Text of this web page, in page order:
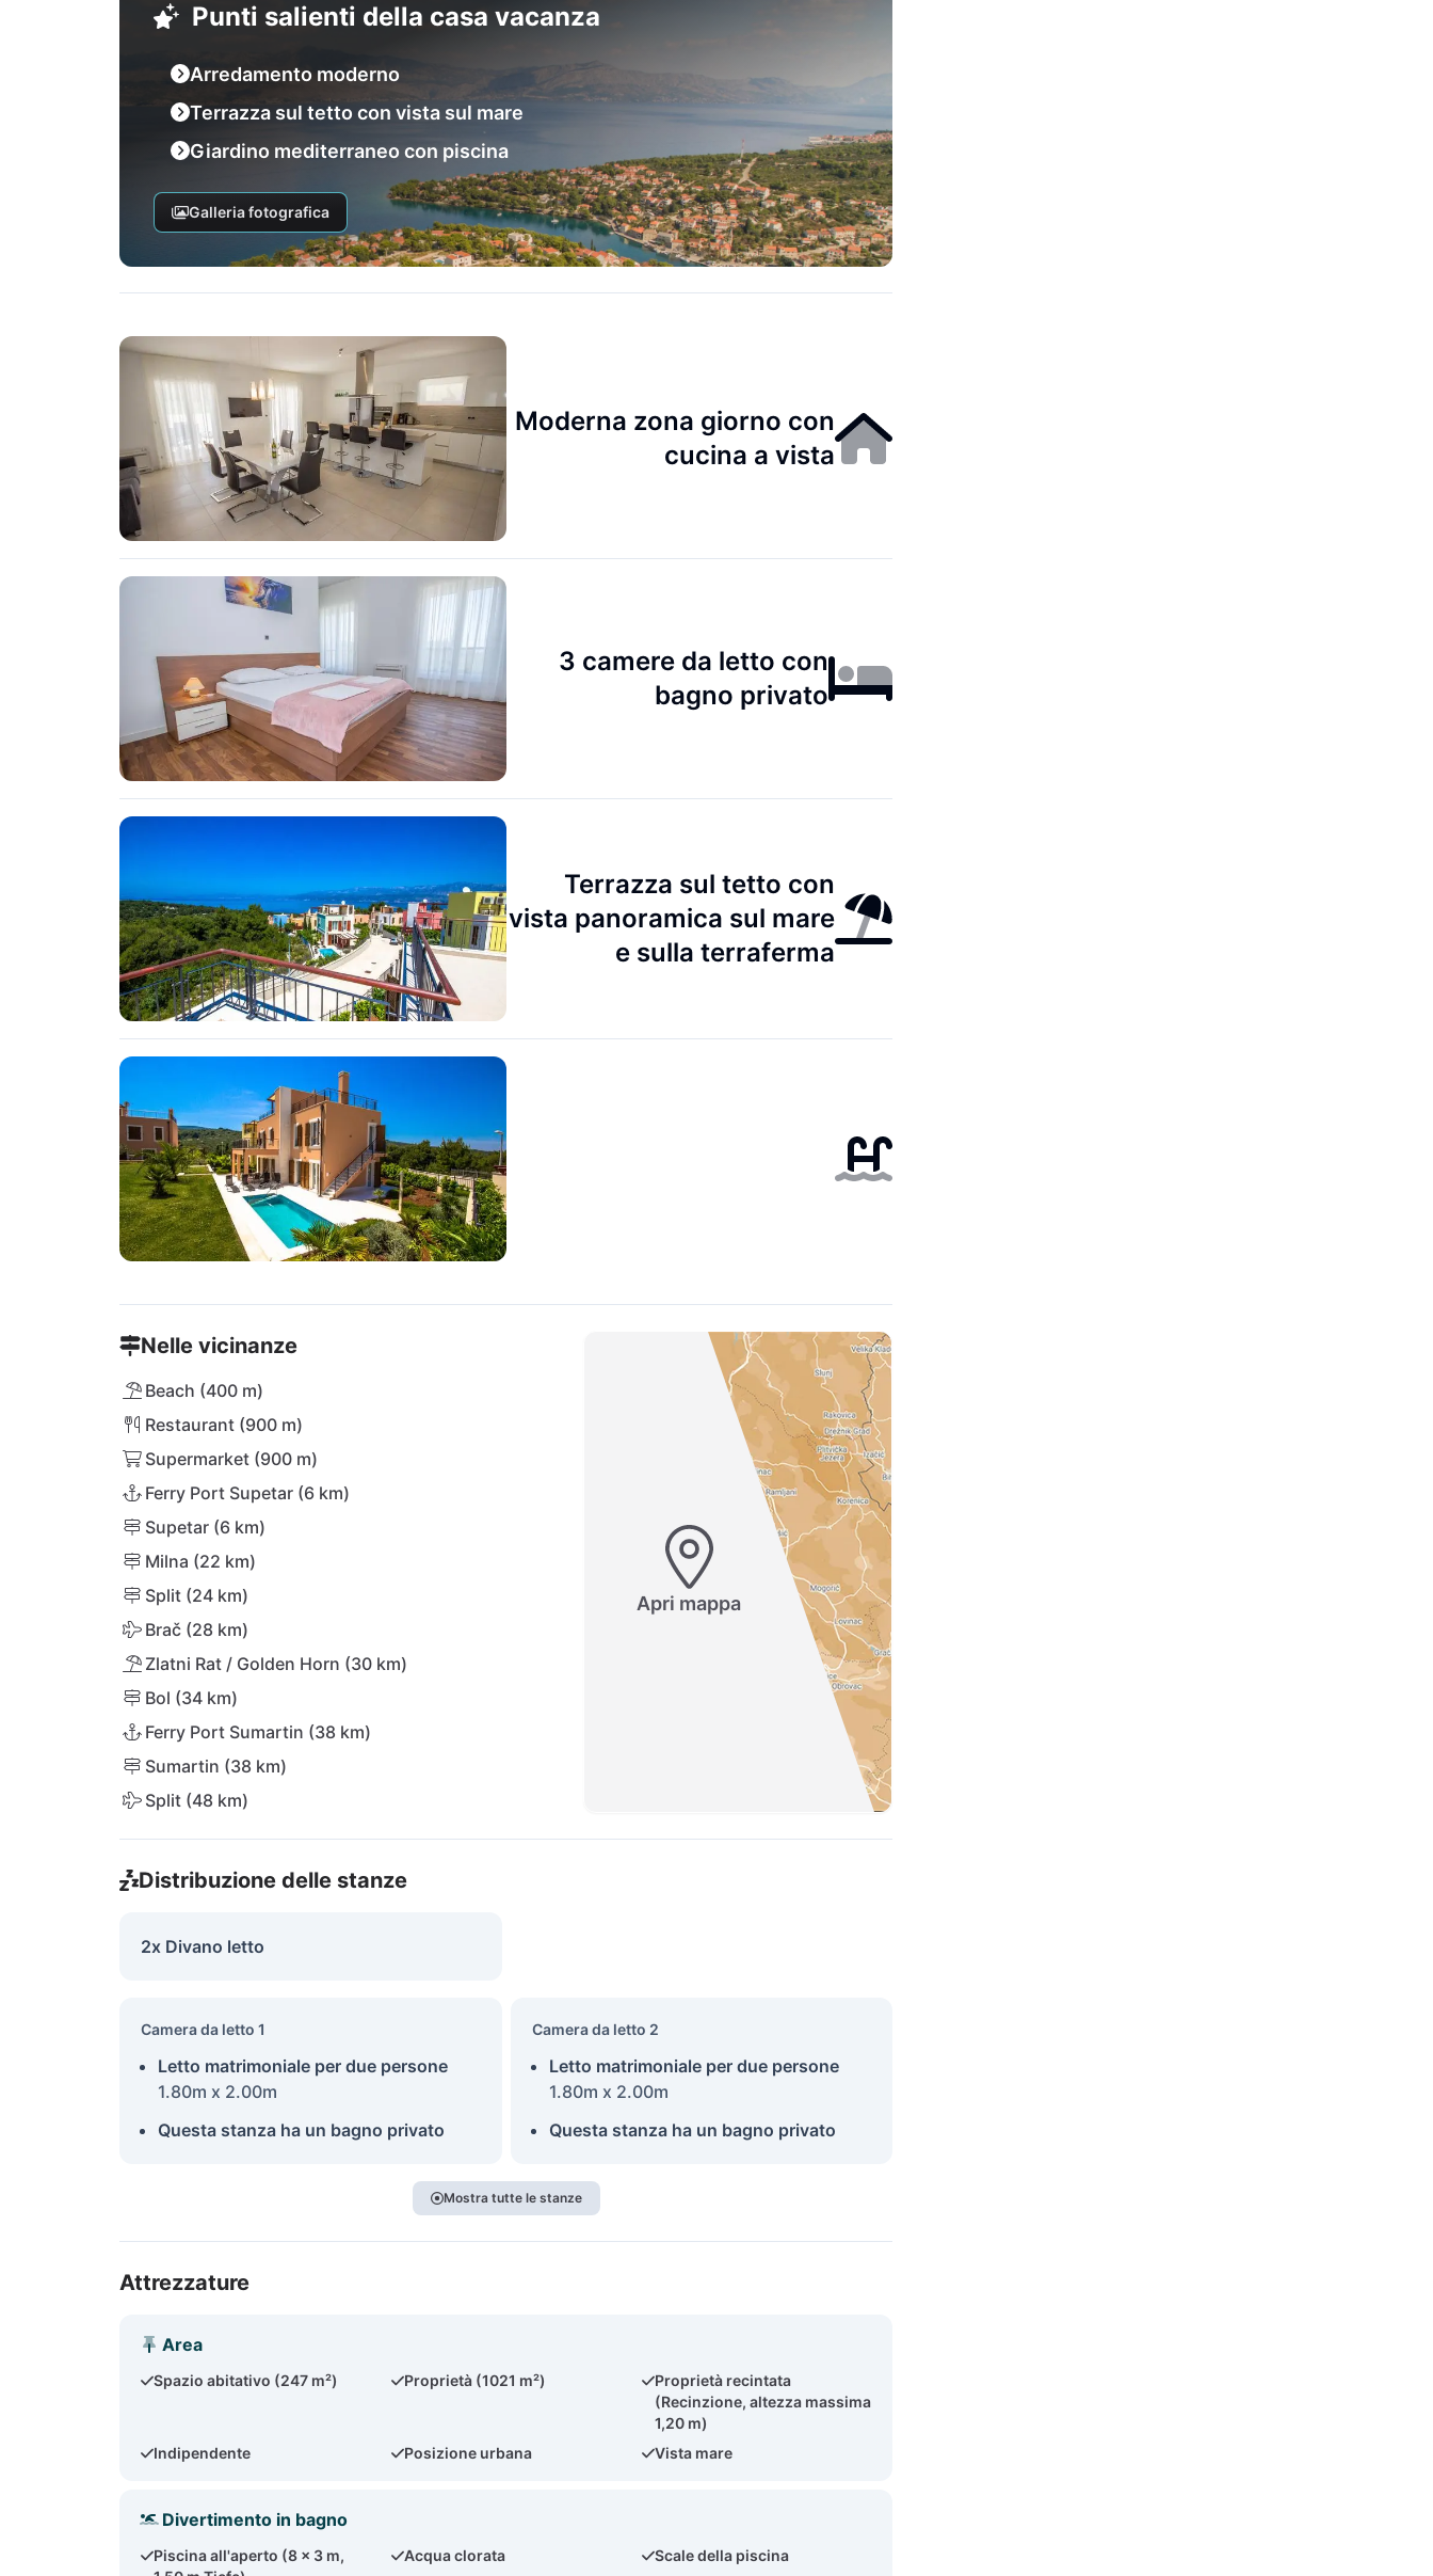
Punti salienti della casa vacanza
Arredamento moderno
Terrazza sul tetto con vista sul mare
Giardino mediterraneo con piscina
Galleria fotografica
Moderna zona giorno con
cucina a vista
3 camere da letto con
bagno privato
Terrazza sul tetto con
vista panoramica sul mare
e sulla terraferma
Nelle vicinanze
Beach (400 m)
Restaurant (900 m)
Supermarket (900 m)
Ferry Port Supetar (6 km)
Supetar (6 km)
Milna (22 km)
Split (24 km)
Brač (28 km)
Zlatni Rat / Golden Horn (30 km)
Bol (34 km)
Ferry Port Sumartin (38 km)
Sumartin (38 km)
Split (48 km)
Apri mappa
Distribuzione delle stanze
2x Divano letto
Camera da letto 1
Letto matrimoniale per due persone
1.80m x 2.00m
Questa stanza ha un bagno privato
Camera da letto 2
Letto matrimoniale per due persone
1.80m x 2.00m
Questa stanza ha un bagno privato
Mostra tutte le stanze
Attrezzature
Area
Spazio abitativo (247 m²) Proprietà (1021 m²)
Proprietà recintata
(Recinzione, altezza massima
1,20 m)
Indipendente
Posizione urbana Vista mare
Divertimento in bagno
Piscina all'aperto (8 x 3 m,
Acqua clorata Scale della piscina